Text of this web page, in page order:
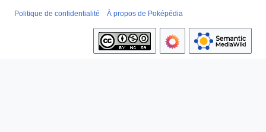
Politique de confidentialité À propos de Poképédia